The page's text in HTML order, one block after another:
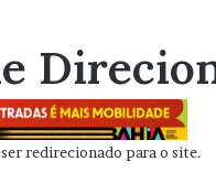
redirecionado para o site.